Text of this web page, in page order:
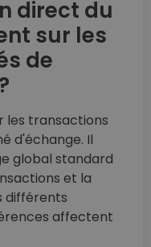
direct du
sur les
de
les transactions
d'échange. Il
global standard
et la
différents
affectent